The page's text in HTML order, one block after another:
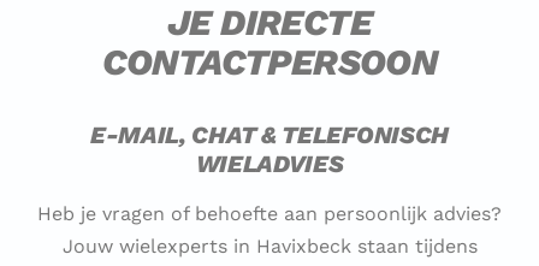
JE DIRECTE
CONTACTPERSOON
E-MAIL, CHAT & TELEFONISCH
WIELADVIES
Heb je vragen of behoefte aan persoonlijk advies?
Jouw wielexperts in Havixbeck staan tijdens